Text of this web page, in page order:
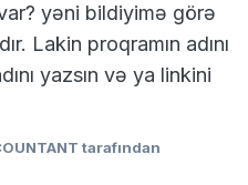
yəni bildiyimə görə
Lakin proqramın adını
yazsın və ya linkini
tarafından